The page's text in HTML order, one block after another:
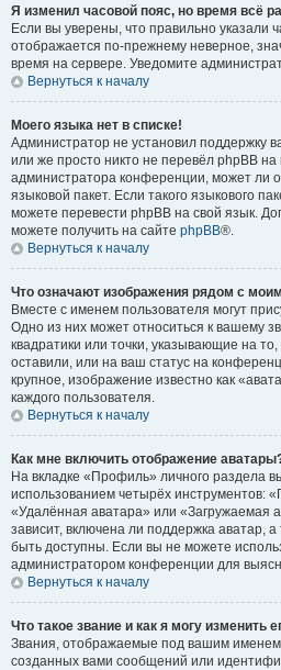
Я изменил часовой пояс, но время всё
Если вы уверены, что правильно указали
отображается по-прежнему неверное,
время на сервере. Уведомите
Вернуться к началу
Моего языка нет в списке!
Администратор не установил поддержку
или же просто никто не перевёл phpBB
администратора конференции, может ли
языковой пакет. Если такого языкового
можете перевести phpBB на свой язык.
можете получить на сайте phpBB®.
Вернуться к началу
Что означают изображения рядом с
Вместе с именем пользователя могут
Одно из них может относиться к вашему
квадратики или точки, указывающие на
оставили, или на ваш статус на
крупное, изображение известно как
каждого пользователя.
Вернуться к началу
Как мне включить отображение
На вкладке «Профиль» личного раздела
использованием четырёх инструментов:
«Удалённая аватара» или «Загружаемая
зависит, включена ли поддержка аватар,
быть доступны. Если вы не можете
администратором конференции для
Вернуться к началу
Что такое звание и как я могу изменить
Звания, отображаемые под вашим
созданных вами сообщений или